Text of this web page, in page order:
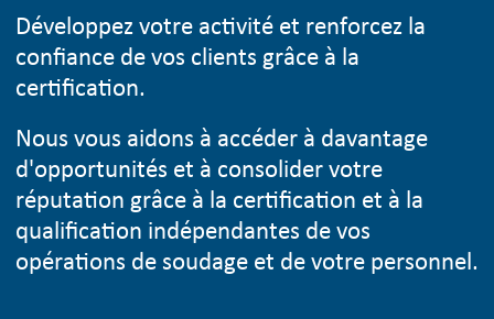
Développez votre activité et renforcez la
confiance de vos clients grâce à la
certification.
Nous vous aidons à accéder à davantage
d'opportunités et à consolider votre
réputation grâce à la certification et à la
qualification indépendantes de vos
opérations de soudage et de votre personnel.